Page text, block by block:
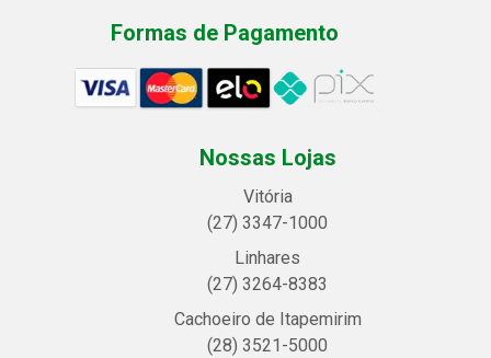
Formas de Pagamento
Nossas Lojas
Vitória
(27) 3347-1000
Linhares
(27) 3264-8383
Cachoeiro de Itapemirim
(28) 3521-5000